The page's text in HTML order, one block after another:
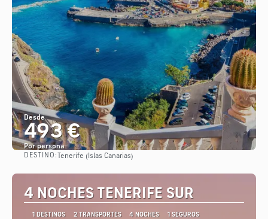
Desde
493 €
Por persona
Ver
DESTINO: Tenerife (Islas Canarias)
4 NOCHES TENERIFE SUR
1 DESTINOS 2 TRANSPORTES 4 NOCHES 1 SEGUROS